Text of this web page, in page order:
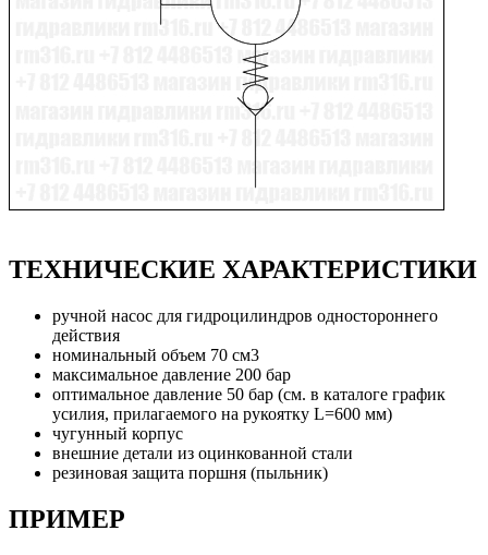
ТЕХНИЧЕСКИЕ ХАРАКТЕРИСТИКИ
ручной насос для гидроцилиндров одностороннего
действия
номинальный объем 70 см3
максимальное давление 200 бар
оптимальное давление 50 бар (см. в каталоге график
усилия, прилагаемого на рукоятку L=600 мм)
чугунный корпус
внешние детали из оцинкованной стали
резиновая защита поршня (пыльник)
ПРИМЕР